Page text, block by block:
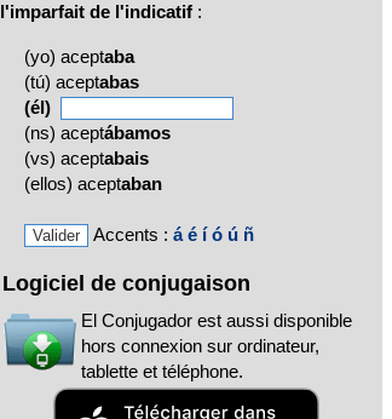
l'imparfait de l'indicatif :
(yo) aceptaba
(tú) aceptabas
(él)
(ns) aceptábamos
(vs) aceptabais
(ellos) aceptaban
Accents : á é í ó ú ñ
Logiciel de conjugaison
El Conjugador est aussi disponible
hors connexion sur ordinateur,
tablette et téléphone.